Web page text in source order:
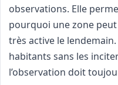
observations. Elle
pourquoi une zone
très active le
habitants sans les
l’observation doit